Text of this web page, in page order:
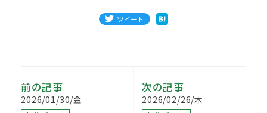
ツイート
前の記事
2026/01/30/金
次の記事
2026/02/26/木